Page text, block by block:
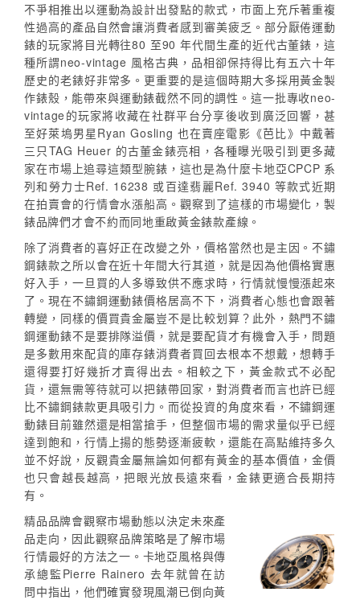
不爭相推出以運動為設計出發點的款式，市面上充斥著重複
性過高的產品自然會讓消費者感到審美疲乏。部分厭倦運動
錶的玩家將目光轉往80 至90 年代間生產的近代古董錶，這
種所謂neo-vintage 風格古典，品相卻保持得比有五六十年
歷史的老錶好非常多。更重要的是這個時期大多採用黃金製
作錶殼，能帶來與運動錶截然不同的調性。這一批專收neo-
vintage的玩家將收藏在社群平台分享後收到廣泛回響，甚
至好萊塢男星Ryan Gosling 也在賣座電影《芭比》中戴著
三只TAG Heuer 的古董金錶亮相，各種曝光吸引到更多藏
家在市場上追尋這類型腕錶，這也是為什麼卡地亞CPCP 系
列和勞力士Ref. 16238 或百達翡麗Ref. 3940 等款式近期
在拍賣會的行情會水漲船高。觀察到了這樣的市場變化，製
錶品牌們才會不約而同地重啟黃金錶款產線。
除了消費者的喜好正在改變之外，價格當然也是主因。不鏽
鋼錶款之所以會在近十年間大行其道，就是因為他價格實惠
好入手，一旦買的人多導致供不應求時，行情就慢慢漲起來
了。現在不鏽鋼運動錶價格居高不下，消費者心態也會跟著
轉變，同樣的價買貴金屬豈不是比較划算？此外，熱門不鏽
鋼運動錶不是要排隊溢價，就是要配貨才有機會入手，問題
是多數用來配貨的庫存錶消費者買回去根本不想戴，想轉手
還得要打好幾折才賣得出去。相較之下，黃金款式不必配
貨，還無需等待就可以把錶帶回家，對消費者而言也許已經
比不鏽鋼錶款更具吸引力。而從投資的角度來看，不鏽鋼運
動錶目前雖然還是相當搶手，但整個市場的需求量似乎已經
達到飽和，行情上揚的態勢逐漸疲軟，還能在高點維持多久
並不好說，反觀貴金屬無論如何都有黃金的基本價值，金價
也只會越長越高，把眼光放長遠來看，金錶更適合長期持
有。
精品品牌會觀察市場動態以決定未來產
品走向，因此觀察品牌策略是了解市場
行情最好的方法之一。卡地亞風格與傳
承總監Pierre Rainero 去年就曾在訪
問中指出，他們確實發現風潮已倒向黃